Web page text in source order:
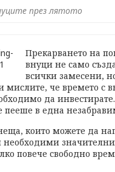
през лятото
Прекарването на
внуци не само
всички замесени,
че времето с
да
пееше в една
които можете да
необходими
повече свободно